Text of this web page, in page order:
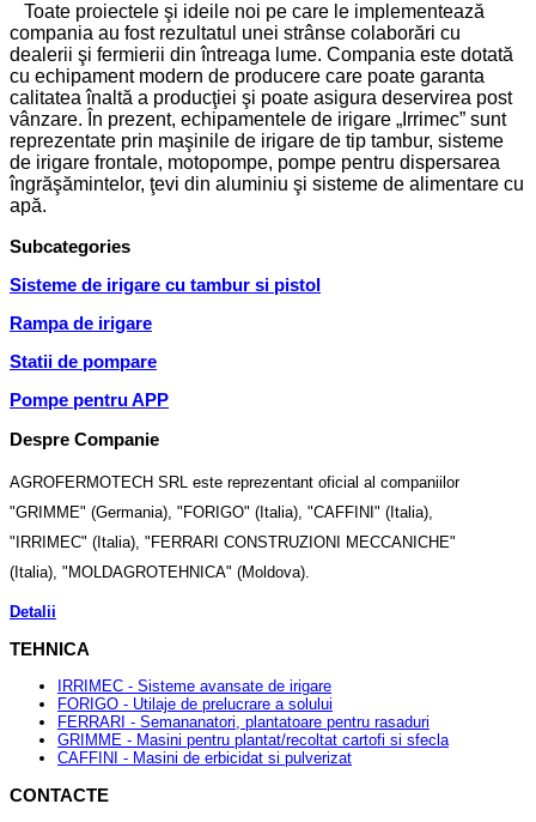
Toate proiectele şi ideile noi pe care le implementează
compania au fost rezultatul unei strânse colaborări cu
dealerii şi fermierii din întreaga lume. Compania este dotată
cu echipament modern de producere care poate garanta
calitatea înaltă a producţiei şi poate asigura deservirea post
vânzare. În prezent, echipamentele de irigare „Irrimec” sunt
reprezentate prin maşinile de irigare de tip tambur, sisteme
de irigare frontale, motopompe, pompe pentru dispersarea
îngrăşămintelor, ţevi din aluminiu şi sisteme de alimentare cu
apă.
Subcategories
Sisteme de irigare cu tambur si pistol
Rampa de irigare
Statii de pompare
Pompe pentru APP
Despre Companie
AGROFERMOTECH SRL este reprezentant oficial al companiilor
"GRIMME" (Germania), "FORIGO" (Italia), "CAFFINI" (Italia),
"IRRIMEC" (Italia), "FERRARI CONSTRUZIONI MECCANICHE"
(Italia), "MOLDAGROTEHNICA" (Moldova).
Detalii
TEHNICA
IRRIMEC - Sisteme avansate de irigare
FORIGO - Utilaje de prelucrare a solului
FERRARI - Semananatori, plantatoare pentru rasaduri
GRIMME - Masini pentru plantat/recoltat cartofi si sfecla
CAFFINI - Masini de erbicidat si pulverizat
CONTACTE